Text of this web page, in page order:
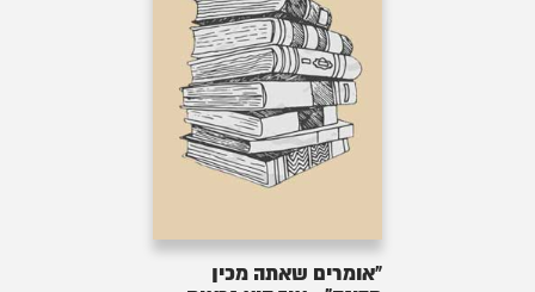
"אומרים שאתה מכין